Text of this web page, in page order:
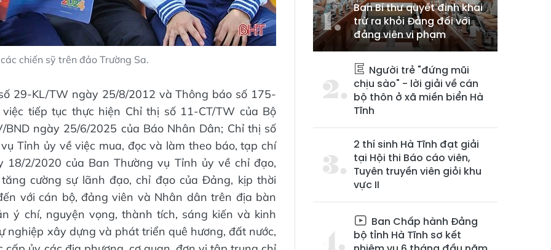
chiến sỹ trên đảo Trường Sa.
29-KL/TW ngày 25/8/2012 và Thông báo số 175-
tiếp tục thực hiện Chỉ thị số 11-CT/TW của Bộ
ngày 25/6/2025 của Báo Nhân Dân; Chỉ thị số
Tỉnh ủy về việc mua, đọc và làm theo báo, tạp chí
2/2020 của Ban Thường vụ Tỉnh ủy về chỉ đạo,
cường sự lãnh đạo, chỉ đạo của Đảng, kịp thời
với cán bộ, đảng viên và Nhân dân trên địa bàn
ý chí, nguyện vọng, thành tích, sáng kiến và kinh
nghiệp xây dựng và phát triển quê hương, đất nước,
Ban Bí thư quyết định khai
trừ ra khỏi Đảng đối với
đảng viên vi phạm
Người trẻ "đứng mũi
chịu sào" - lời giải về cán
bộ thôn ở xã miền biển Hà
Tĩnh
2 thí sinh Hà Tĩnh đạt giải
tại Hội thi Báo cáo viên,
Tuyên truyền viên giỏi khu
vực II
Ban Chấp hành Đảng
bộ tỉnh Hà Tĩnh sơ kết